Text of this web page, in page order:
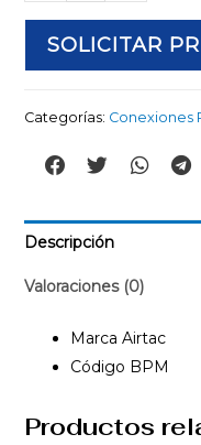
SOLICITAR
Categorías: Conexiones
Descripción
Valoraciones (0)
Marca Airtac
Código BPM
Productos